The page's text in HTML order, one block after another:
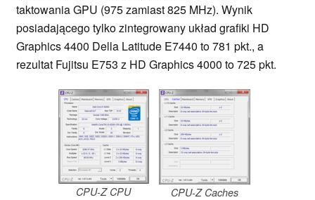
taktowania GPU (975 zamiast 825 MHz). Wynik
posiadającego tylko zintegrowany układ grafiki HD
Graphics 4400 Della Latitude E7440 to 781 pkt., a
rezultat Fujitsu E753 z HD Graphics 4000 to 725 pkt.
CPU-Z CPU CPU-Z Caches